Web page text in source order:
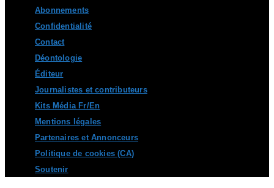
contentAbonnements
Confidentialité
Contact
Déontologie
Éditeur
Journalistes et contributeurs
Kits Média Fr/En
Mentions légales
Partenaires et Annonceurs
Politique de cookies (CA)
Soutenir